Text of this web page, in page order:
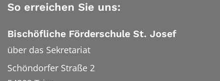
So erreichen Sie uns:
Bischöfliche Förderschule St. Josef
über das Sekretariat
Schöndorfer Straße 2